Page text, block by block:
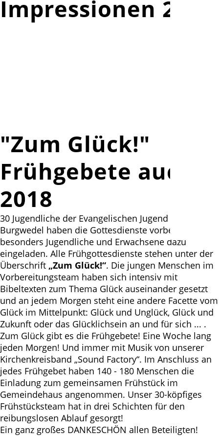
Impressionen 2019
"Zum Glück!"
Frühgebete auch
2018
30 Jugendliche der Evangelischen Jugend aus
Burgwedel haben die Gottesdienste vorbereitet und
besonders Jugendliche und Erwachsene dazu
eingeladen. Alle Frühgottesdienste stehen unter der
Überschrift „Zum Glück!“. Die jungen Menschen im
Vorbereitungsteam haben sich intensiv mit
Bibeltexten zum Thema Glück auseinander gesetzt
und an jedem Morgen steht eine andere Facette vom
Glück im Mittelpunkt: Glück und Unglück, Glück und
Zukunft oder das Glücklichsein an und für sich ... .
Zum Glück gibt es die Frühgebete! Eine Woche lang
jeden Morgen! Und immer mit Musik von unserer
Kirchenkreisband „Sound Factory“. Im Anschluss an
jedes Frühgebet haben 140 - 180 Menschen die
Einladung zum gemeinsamen Frühstück im
Gemeindehaus angenommen. Unser 30-köpfiges
Frühstücksteam hat in drei Schichten für den
reibungslosen Ablauf gesorgt!
Ein ganz großes DANKESCHÖN allen Beteiligten!